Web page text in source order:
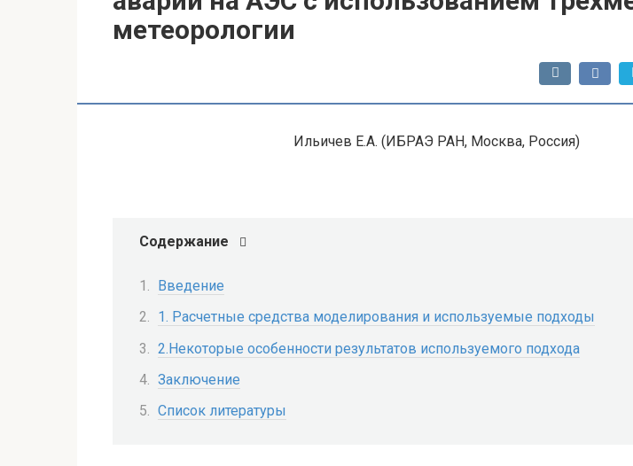
метеорологии
Ильичев Е.А. (ИБРАЭ РАН, Москва, Россия)
Содержание
Введение
1. Расчетные средства моделирования и используемые подходы
2.Некоторые особенности результатов используемого подхода
Заключение
Список литературы